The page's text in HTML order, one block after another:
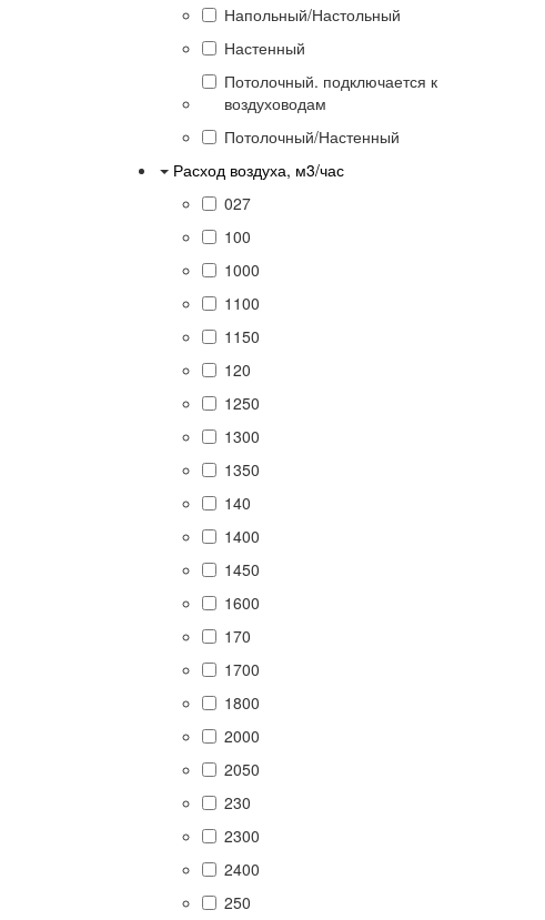
Напольный/Настольный
Настенный
Потолочный. подключается к
воздуховодам
Потолочный/Настенный
Расход воздуха, м3/час
027
100
1000
1100
1150
120
1250
1300
1350
140
1400
1450
1600
170
1700
1800
2000
2050
230
2300
2400
250